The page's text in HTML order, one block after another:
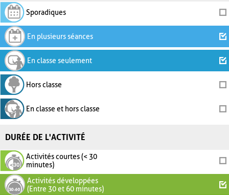
Sporadiques
En plusieurs séances
En classe seulement
Hors classe
En classe et hors classe
DURÉE DE L'ACTIVITÉ
Activités courtes (< 30
minutes)
Activités développées
(Entre 30 et 60 minutes)